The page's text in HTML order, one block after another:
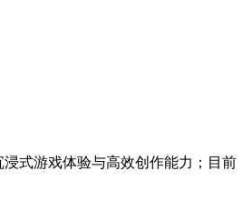
式游戏体验与高效创作能力；目前